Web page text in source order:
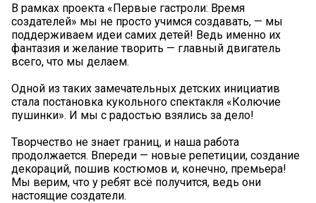
В рамках проекта «Первые гастроли: Время
создателей» мы не просто учимся создавать, — мы
поддерживаем идеи самих детей! Ведь именно их
фантазия и желание творить — главный двигатель
всего, что мы делаем.
Одной из таких замечательных детских инициатив
стала постановка кукольного спектакля «Колючие
пушинки». И мы с радостью взялись за дело!
Творчество не знает границ, и наша работа
продолжается. Впереди — новые репетиции, создание
декораций, пошив костюмов и, конечно, премьера!
Мы верим, что у ребят всё получится, ведь они
настоящие создатели.